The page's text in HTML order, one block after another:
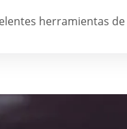
herramientas